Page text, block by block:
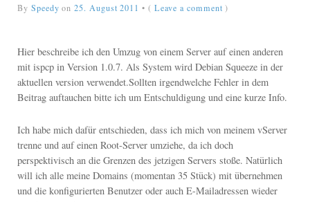
BySpeedy on25. August 2011 • ( Leave a comment )
Hier beschreibe ich den Umzug von einem Server auf einen anderen
mit ispcp in Version 1.0.7. Als System wird Debian Squeeze in der
aktuellen version verwendet.Sollten irgendwelche Fehler in dem
Beitrag auftauchen bitte ich um Entschuldigung und eine kurze Info.
Ich habe mich dafür entschieden, dass ich mich von meinem vServer
trenne und auf einen Root-Server umziehe, da ich doch
perspektivisch an die Grenzen des jetzigen Servers stoße. Natürlich
will ich alle meine Domains (momentan 35 Stück) mit übernehmen
und die konfigurierten Benutzer oder auch E-Mailadressen wieder